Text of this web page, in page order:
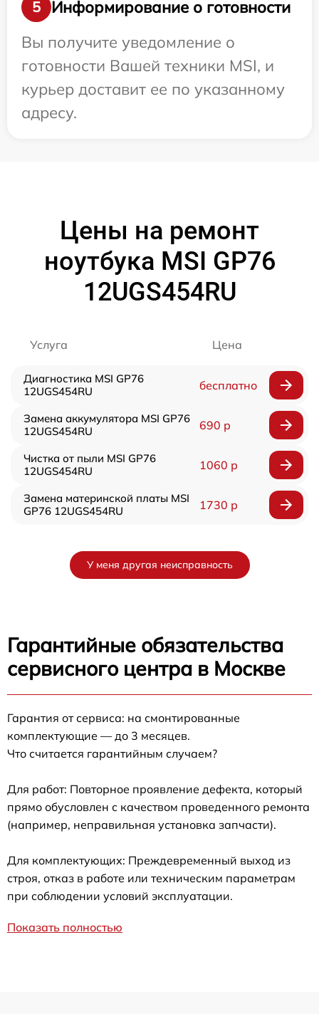
5
Информирование о готовности
Вы получите уведомление о
готовности Вашей техники MSI, и
курьер доставит ее по указанному
адресу.
Цены на ремонт
ноутбука MSI GP76
12UGS454RU
Услуга Цена
Диагностика MSI GP76
12UGS454RU
бесплатно
Замена аккумулятора MSI GP76
12UGS454RU
690 р
Чистка от пыли MSI GP76
12UGS454RU
1060 р
Замена материнской платы MSI
GP76 12UGS454RU
1730 р
У меня другая неисправность
Гарантийные обязательства
сервисного центра в Москве
Гарантия от сервиса: на смонтированные
комплектующие — до 3 месяцев.
Что считается гарантийным случаем?
Для работ: Повторное проявление дефекта, который
прямо обусловлен с качеством проведенного ремонта
(например, неправильная установка запчасти).
Для комплектующих: Преждевременный выход из
строя, отказ в работе или техническим параметрам
при соблюдении условий эксплуатации.
Показать полностью